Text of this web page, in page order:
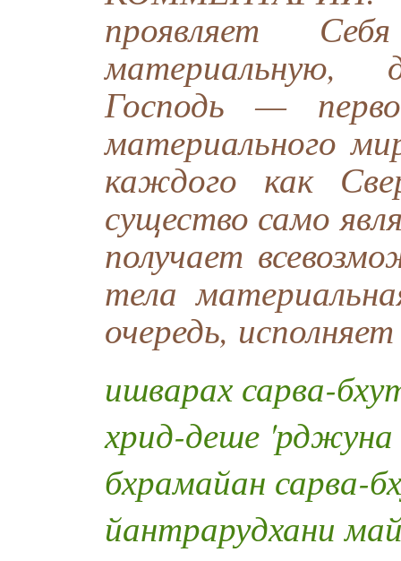
проявляет
материальную,
Господь —
материального
каждого как
существо само
получает
тела
очередь,
ишварах сарва-
хрид-деше
бхрамайан сарва-
йантрарудхани